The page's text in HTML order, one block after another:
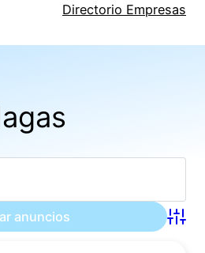
Directorio Empresas